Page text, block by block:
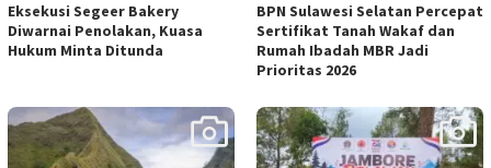
Eksekusi Segeer Bakery
Diwarnai Penolakan, Kuasa
Hukum Minta Ditunda
BPN Sulawesi Selatan Percepat
Sertifikat Tanah Wakaf dan
Rumah Ibadah MBR Jadi
Prioritas 2026